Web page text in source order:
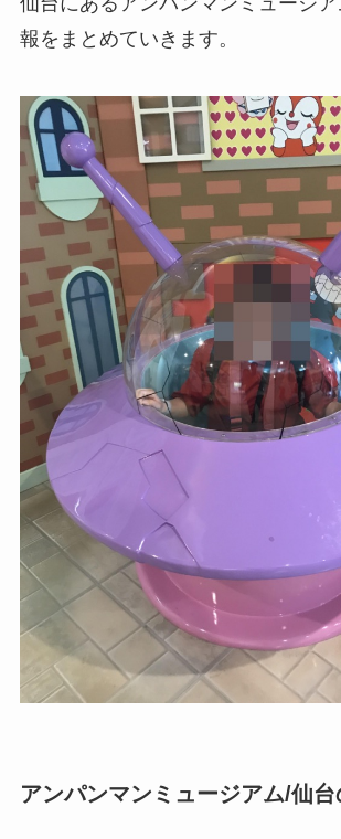
報をまとめていきます。
アンパンマンミュージアム/仙台